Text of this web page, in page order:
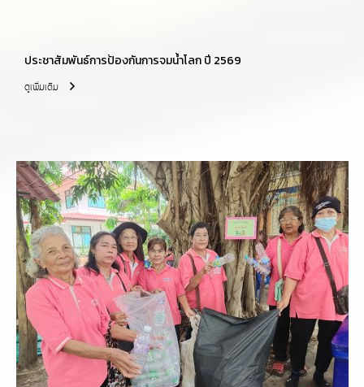
ประชาสัมพันธ์การป้องกันการจมน้ำโลก ปี 2569
ดูเพิ่มเติม